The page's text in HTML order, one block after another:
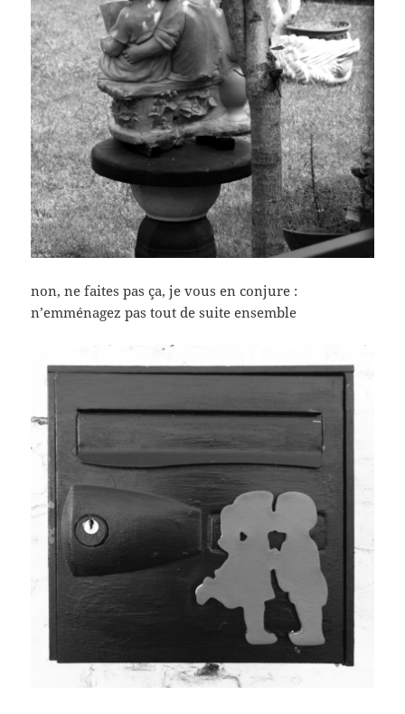
non, ne faites pas ça, je vous en conjure :
n’emménagez pas tout de suite ensemble